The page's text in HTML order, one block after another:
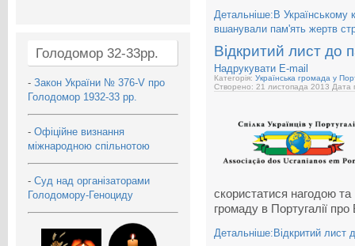
Голодомор 32-33рр.
- Закон України № 376-V про
Голодомор 1932-33 рр.
- Офіційне визнання
міжнародною спільнотою
- Суд над організаторами
Голодомору-Геноциду
Детальніше:В Українському
вшанували пам'ять жертв
Відкритий лист до
Надрукувати E-mail
Категорія: Українська громада у
Створено: 21 листопада 2013 Дата
скористатися нагодою
громаду в Португалії
Детальніше:Відкритий лист